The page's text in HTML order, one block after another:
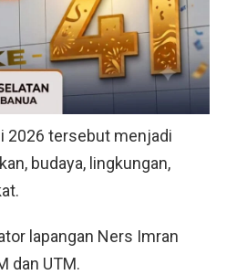
2026 tersebut menjadi
budaya, lingkungan,
lapangan Ners Imran
dan UTM.